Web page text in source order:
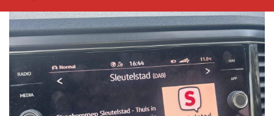
STRAKS:
De middag van Sleutelstad
12.00 - 18.00 uur
Vorig uur
uur 1 van 0 Volgend uur